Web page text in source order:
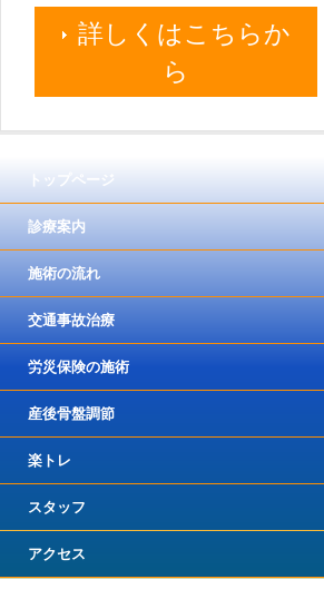
詳しくはこちらか
ら
トップページ
診療案内
施術の流れ
交通事故治療
労災保険の施術
産後骨盤調節
楽トレ
スタッフ
アクセス